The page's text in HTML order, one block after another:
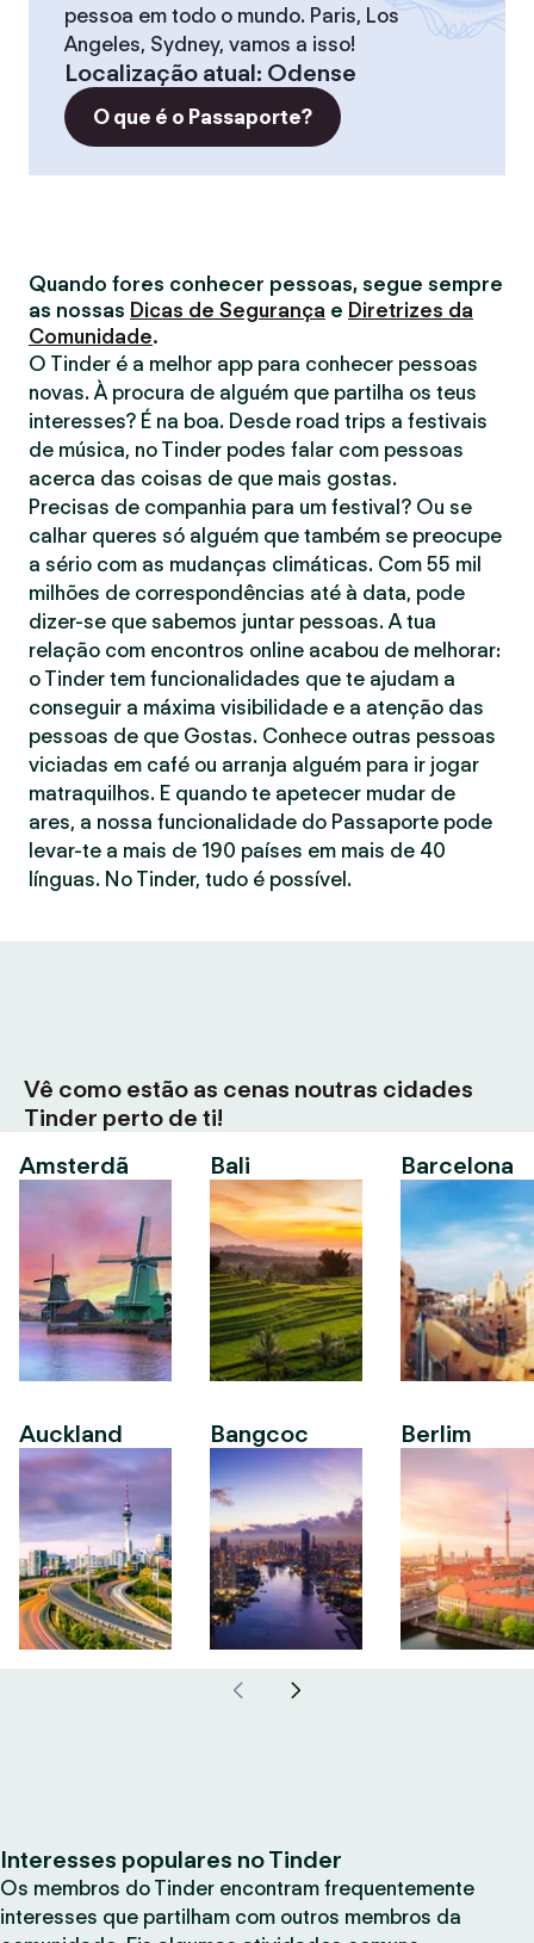
pessoa em todo o mundo. Paris, Los
Angeles, Sydney, vamos a isso!
Localização atual: Odense
O que é o Passaporte?
Quando fores conhecer pessoas, segue sempre
as nossas Dicas de Segurança e Diretrizes da
Comunidade.
O Tinder é a melhor app para conhecer pessoas
novas. À procura de alguém que partilha os teus
interesses? É na boa. Desde road trips a festivais
de música, no Tinder podes falar com pessoas
acerca das coisas de que mais gostas.
Precisas de companhia para um festival? Ou se
calhar queres só alguém que também se preocupe
a sério com as mudanças climáticas. Com 55 mil
milhões de correspondências até à data, pode
dizer-se que sabemos juntar pessoas. A tua
relação com encontros online acabou de melhorar:
o Tinder tem funcionalidades que te ajudam a
conseguir a máxima visibilidade e a atenção das
pessoas de que Gostas. Conhece outras pessoas
viciadas em café ou arranja alguém para ir jogar
matraquilhos. E quando te apetecer mudar de
ares, a nossa funcionalidade do Passaporte pode
levar-te a mais de 190 países em mais de 40
línguas. No Tinder, tudo é possível.
Vê como estão as cenas noutras cidades
Tinder perto de ti!
Amsterdã
Auckland
Bali
Bangcoc
Barcelona
Berlim
Interesses populares no Tinder
Os membros do Tinder encontram frequentemente
interesses que partilham com outros membros da